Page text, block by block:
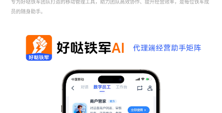
专为好哒铁军团队打造的移动管理工具，助力团队高效协作、提升经营效率，是每位铁军成
员的随身助手。